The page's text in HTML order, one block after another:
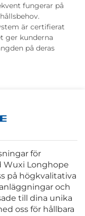
fungerar på
är certifierat
ger kunderna
på deras
för
Longhope
på högkvalitativa
och
till dina unika
oss för hållbara